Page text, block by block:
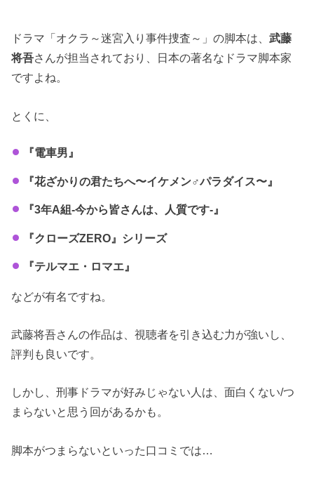
ドラマ「オクラ～迷宮入り事件捜査～」の脚本は、武藤
将吾さんが担当されており、日本の著名なドラマ脚本家
ですよね。
とくに、
『電車男』
『花ざかりの君たちへ〜イケメン♂パラダイス〜』
『3年A組-今から皆さんは、人質です-』
『クローズZERO』シリーズ
『テルマエ・ロマエ』
などが有名ですね。
武藤将吾さんの作品は、視聴者を引き込む力が強いし、
評判も良いです。
しかし、刑事ドラマが好みじゃない人は、面白くない/つ
まらないと思う回があるかも。
脚本がつまらないといった口コミでは…